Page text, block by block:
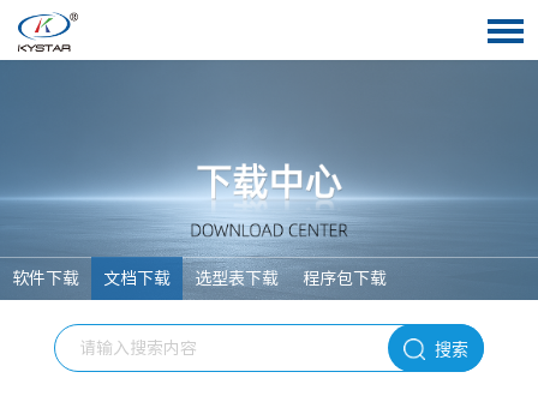
软件下载 文档下载 选型表下载 程序包下载
搜索